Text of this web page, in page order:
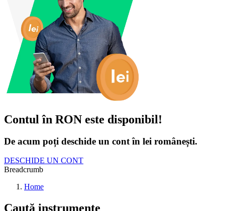
Contul în RON este disponibil!
De acum poți deschide un cont în lei românești.
DESCHIDE UN CONT
Breadcrumb
Home
Caută instrumente